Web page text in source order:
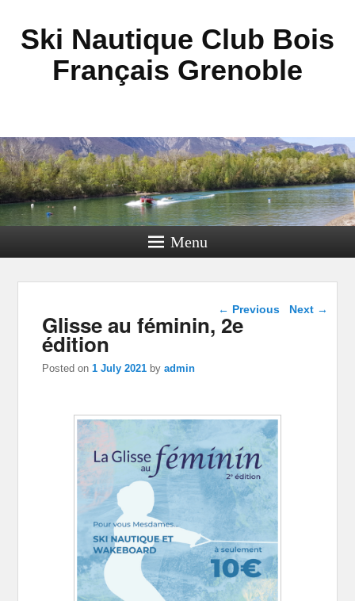
Ski Nautique Club Bois
Français Grenoble
Menu
Post navigation
← Previous Next →
Glisse au féminin, 2e
édition
Posted on1 July 2021 byadmin